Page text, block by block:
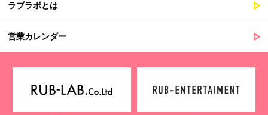
ラブラボとは
営業カレンダー